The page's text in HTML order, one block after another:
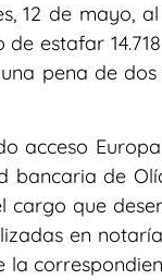
12 de mayo,
estafar
pena de dos
acceso
bancaria de
que
en